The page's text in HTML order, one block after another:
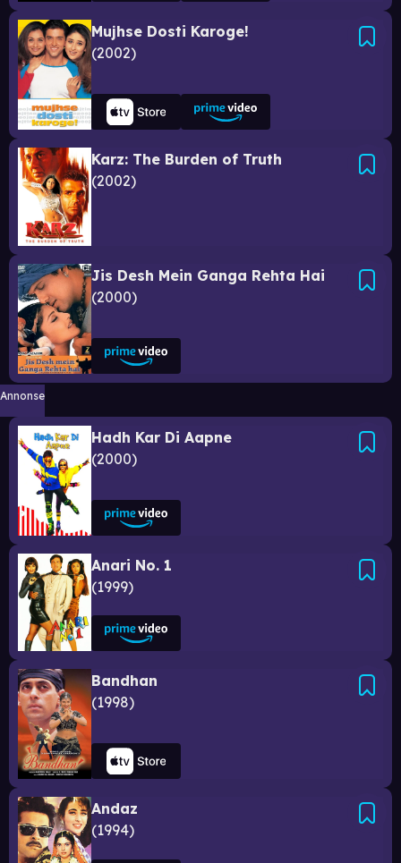
Mujhse Dosti Karoge!
2002
Karz: The Burden of Truth
2002
Jis Desh Mein Ganga Rehta Hai
2000
Annonse
Hadh Kar Di Aapne
2000
Anari No. 1
1999
Bandhan
1998
Andaz
1994